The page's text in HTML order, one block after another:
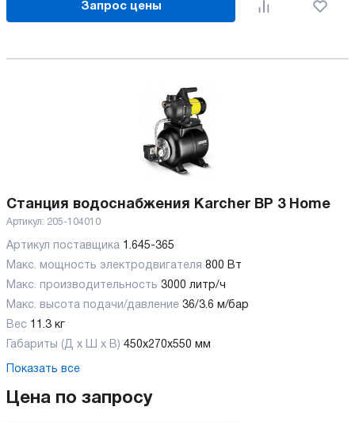
Запрос цены
Станция водоснабжения Karcher BP 3 Home
Артикул: 205-104010
Артикул поставщика 1.645-365
Макс. мощность электродвигателя 800 Вт
Макс. производительность 3000 литр/ч
Макс. высота подачи/давление 36/3.6 м/бар
Вес 11.3 кг
Габариты (Д х Ш х В) 450x270x550 мм
Показать все
Цена по запросу